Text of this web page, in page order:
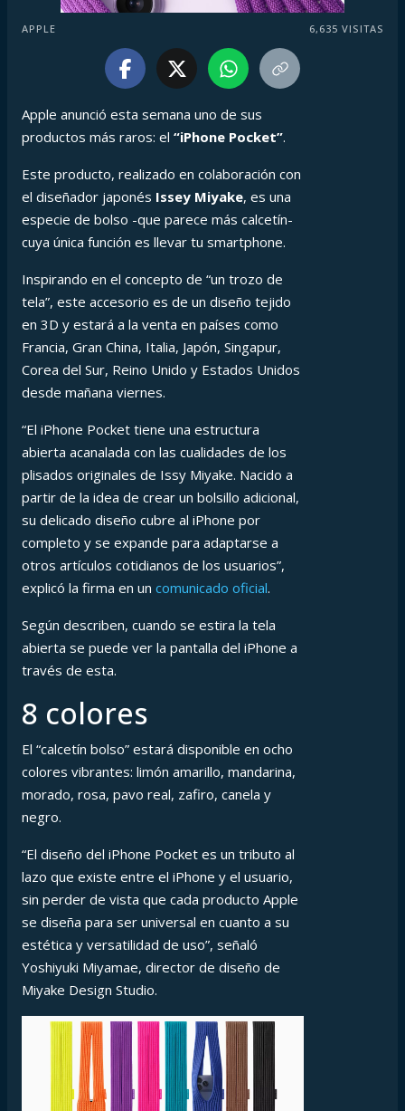
APPLE 6,635 VISITAS
Apple anunció esta semana uno de sus
productos más raros: el “iPhone Pocket”.
Este producto, realizado en colaboración con
el diseñador japonés Issey Miyake, es una
especie de bolso -que parece más calcetín-
cuya única función es llevar tu smartphone.
Inspirando en el concepto de “un trozo de
tela”, este accesorio es de un diseño tejido
en 3D y estará a la venta en países como
Francia, Gran China, Italia, Japón, Singapur,
Corea del Sur, Reino Unido y Estados Unidos
desde mañana viernes.
“El iPhone Pocket tiene una estructura
abierta acanalada con las cualidades de los
plisados originales de Issy Miyake. Nacido a
partir de la idea de crear un bolsillo adicional,
su delicado diseño cubre al iPhone por
completo y se expande para adaptarse a
otros artículos cotidianos de los usuarios”,
explicó la firma en un comunicado oficial.
Según describen, cuando se estira la tela
abierta se puede ver la pantalla del iPhone a
través de esta.
8 colores
El “calcetín bolso” estará disponible en ocho
colores vibrantes: limón amarillo, mandarina,
morado, rosa, pavo real, zafiro, canela y
negro.
“El diseño del iPhone Pocket es un tributo al
lazo que existe entre el iPhone y el usuario,
sin perder de vista que cada producto Apple
se diseña para ser universal en cuanto a su
estética y versatilidad de uso”, señaló
Yoshiyuki Miyamae, director de diseño de
Miyake Design Studio.